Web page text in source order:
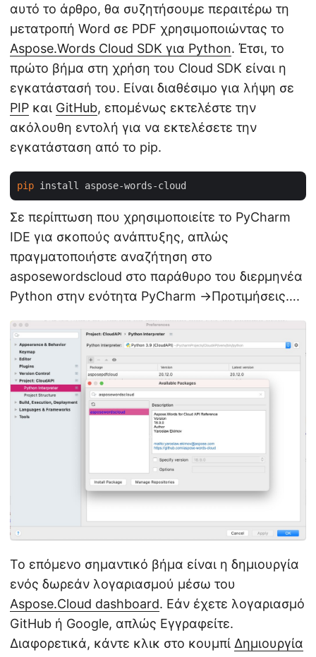
αυτό το άρθρο, θα συζητήσουμε περαιτέρω τη
μετατροπή Word σε PDF χρησιμοποιώντας το
Aspose.Words Cloud SDK για Python. Έτσι, το
πρώτο βήμα στη χρήση του Cloud SDK είναι η
εγκατάστασή του. Είναι διαθέσιμο για λήψη σε
PIP και GitHub, επομένως εκτελέστε την
ακόλουθη εντολή για να εκτελέσετε την
εγκατάσταση από το pip.
pip
Σε περίπτωση που χρησιμοποιείτε το PyCharm
IDE για σκοπούς ανάπτυξης, απλώς
πραγματοποιήστε αναζήτηση στο
asposewordscloud στο παράθυρο του διερμηνέα
Python στην ενότητα PyCharm ->Προτιμήσεις….
Το επόμενο σημαντικό βήμα είναι η δημιουργία
ενός δωρεάν λογαριασμού μέσω του
Aspose.Cloud dashboard. Εάν έχετε λογαριασμό
GitHub ή Google, απλώς Εγγραφείτε.
Διαφορετικά, κάντε κλικ στο κουμπί Δημιουργία